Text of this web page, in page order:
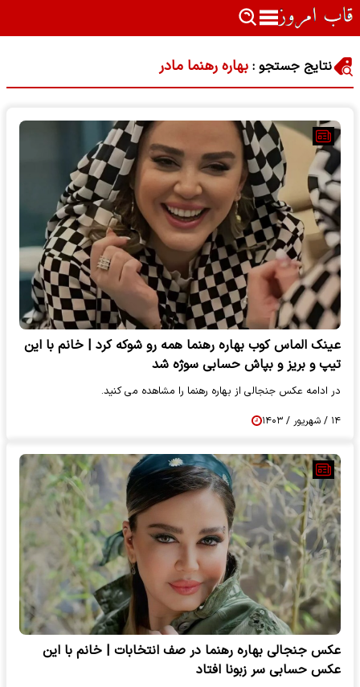
نتایج جستجو : بهاره رهنما مادر
عینک الماس کوب بهاره رهنما همه رو شوکه کرد | خانم با این
تیپ و بریز و بپاش حسابی سوژه شد
در ادامه عکس جنجالی از بهاره رهنما را مشاهده می کنید.
۱۴ / شهریور / ۱۴۰۳
عکس جنجالی بهاره رهنما در صف انتخابات | خانم با این
عکس حسابی سر زبونا افتاد